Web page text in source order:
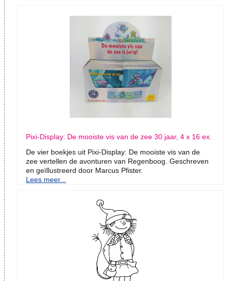
Pixi-Display: De mooiste vis van de zee 30 jaar, 4 x 16 ex.
De vier boekjes uit Pixi-Display: De mooiste vis van de
zee vertellen de avonturen van Regenboog. Geschreven
en geïllustreerd door Marcus Pfister.
Lees meer...